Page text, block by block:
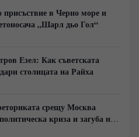
присъствие в Черно море и
„Шарл дьо Гол“
Езел: Как съветската
столицата на Райха
срещу Москва
криза и загуба на